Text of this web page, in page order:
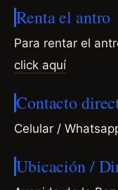
Renta el antro
Para rentar el
click aquí
Contacto
Celular /
Ubicación /